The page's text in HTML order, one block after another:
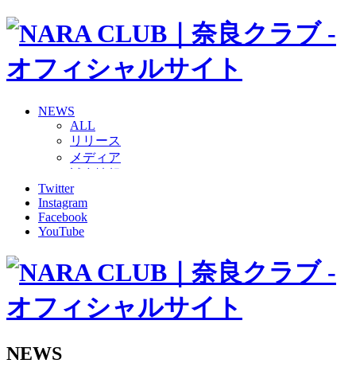
NEWS
ALL
リリース
メディア
グッズ
ファンコミュニティ
普及・育成
ホームタウン
その他
2026/27トップチーム
2026/27トップチームスタッフ
Twitter
Instagram
Facebook
YouTube
NEWS